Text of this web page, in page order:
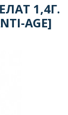
1,4Г.
AGE]